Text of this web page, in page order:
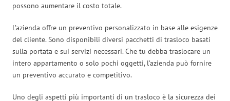
possono aumentare il costo totale.
L’azienda offre un preventivo personalizzato in base alle esigenze
del cliente. Sono disponibili diversi pacchetti di trasloco basati
sulla portata e sui servizi necessari. Che tu debba traslocare un
intero appartamento o solo pochi oggetti, l’azienda può fornire
un preventivo accurato e competitivo.
Uno degli aspetti più importanti di un trasloco è la sicurezza dei